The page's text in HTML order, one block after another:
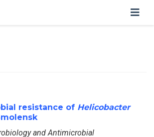
resistance of Helicobacter
and Antimicrobial